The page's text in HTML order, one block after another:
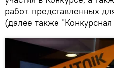
работ, представленных
(далее также "Конкурсная